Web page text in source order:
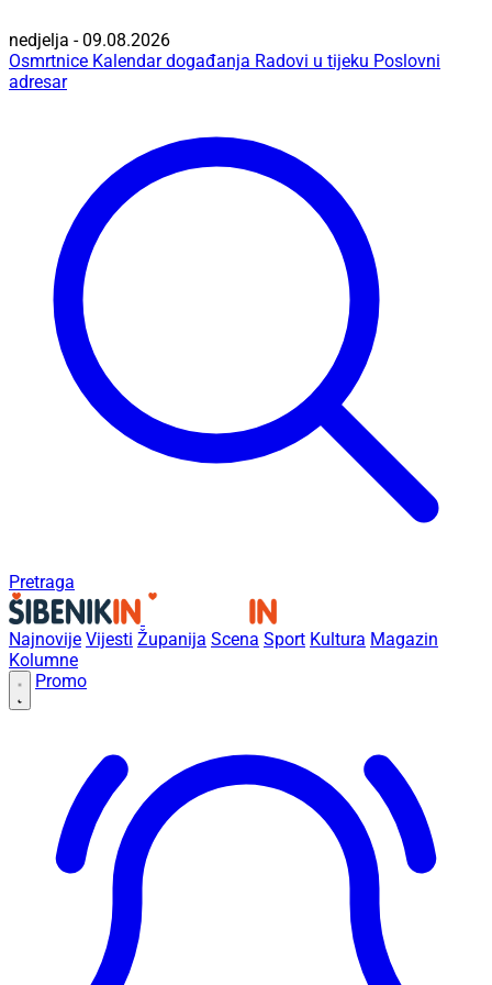
nedjelja - 09.08.2026
Osmrtnice Kalendar događanja Radovi u tijeku Poslovni
adresar
Pretraga
Najnovije Vijesti Županija Scena Sport Kultura Magazin
Kolumne
Promo